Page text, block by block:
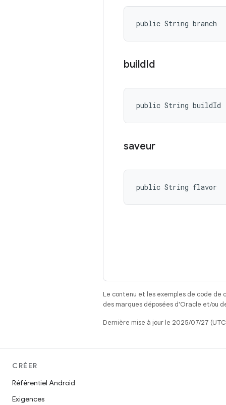
public String branch
buildId
public String buildId
saveur
public String flavor
Le contenu et les exemples de code de
des marques déposées d'Oracle et/ou
Dernière mise à jour le 2025/07/27
CRÉER
Référentiel Android
Exigences